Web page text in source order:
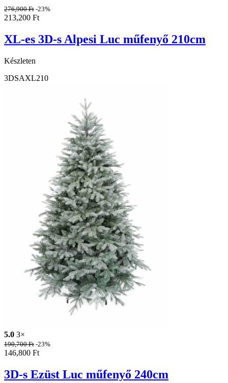
276,900Ft -23%
213,200 Ft
XL-es 3D-s Alpesi Luc műfenyő 210cm
Készleten
3DSAXL210
5.0 3×
190,700Ft -23%
146,800 Ft
3D-s Ezüst Luc műfenyő 240cm